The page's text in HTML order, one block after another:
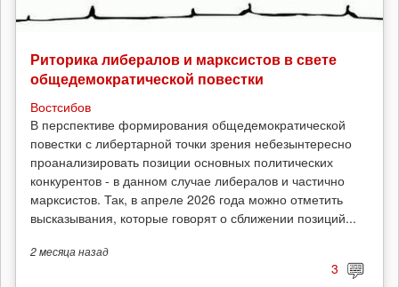
Риторика либералов и марксистов в свете
общедемократической повестки
Востсибов
В перспективе формирования общедемократической
повестки с либертарной точки зрения небезынтересно
проанализировать позиции основных политических
конкурентов - в данном случае либералов и частично
марксистов. Так, в апреле 2026 года можно отметить
высказывания, которые говорят о сближении позиций...
2 месяцаназад
3